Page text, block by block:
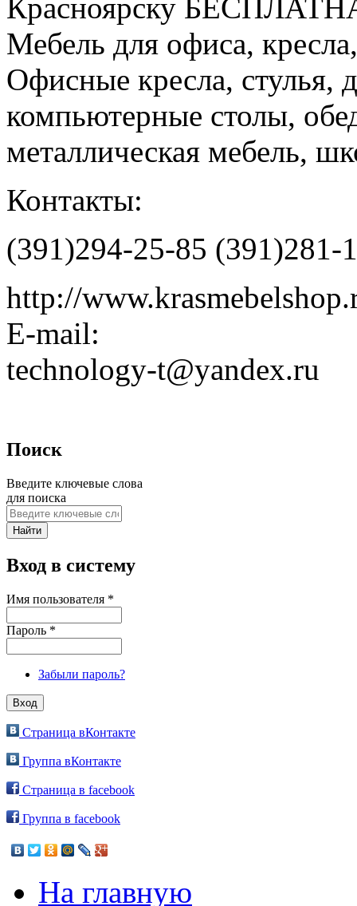
Красноярску
Мебель для офиса,
Офисные кресла, стулья,
компьютерные столы,
металлическая мебель,
Контакты:
(391)294-25-85 (391)281-
http://
E-mail:
technology-t@yandex.ru
Поиск
Введите ключевые слова
для поиска
Вход в систему
Имя пользователя *
Пароль *
Забыли пароль?
Страница вКонтакте
Группа вКонтакте
Страница в facebook
Группа в facebook
На главную